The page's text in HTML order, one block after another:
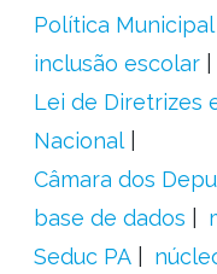
Política
inclusão escolar
Lei de Diretrizes
Nacional
Câmara dos
base de dados
Seduc PA